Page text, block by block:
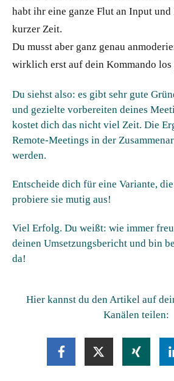
habt ihr eine ganze Flut an Input und
kurzer Zeit.
Du musst aber ganz genau
wirklich erst auf dein Kommando los
Du siehst also: es gibt sehr gute
und gezielte vorbereiten deines
kostet dich das nicht viel Zeit. Die
Remote-Meetings in der
werden.
Entscheide dich für eine Variante,
probiere sie mutig aus!
Viel Erfolg. Du weißt: wie immer
deinen Umsetzungsbericht und bin
da!
Hier kannst du den Artikel auf
Kanälen teilen: